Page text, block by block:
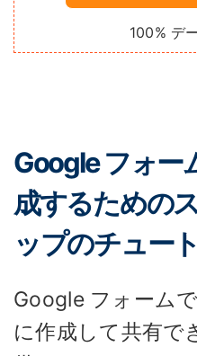
100% デ
Google フォー
成するための
ップのチュー
Google フォーム
に作成して共有で